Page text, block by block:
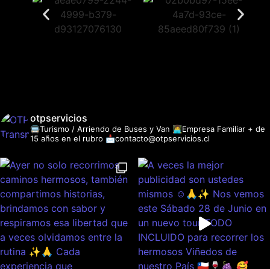
otpservicios
🚍Turismo / Arriendo de Buses y Van 👩‍💻Empresa Familiar + de
15 años en el rubro 📩contacto@otpservicios.cl